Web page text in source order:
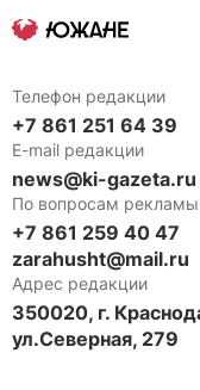
Телефон редакции
+7 861 251 64 39
E-mail редакции
news@ki-gazeta.ru
По вопросам рекламы
+7 861 259 40 47
zarahusht@mail.ru
Адрес редакции
350020, г.
ул.Северная, 279